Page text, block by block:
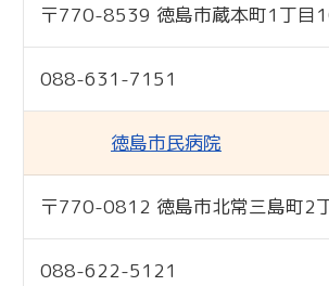
専門
〒770-8539 徳島市蔵本町1丁目
088-631-7151
徳島市民病院
専門
〒770-0812 徳島市北常三島町2
088-622-5121